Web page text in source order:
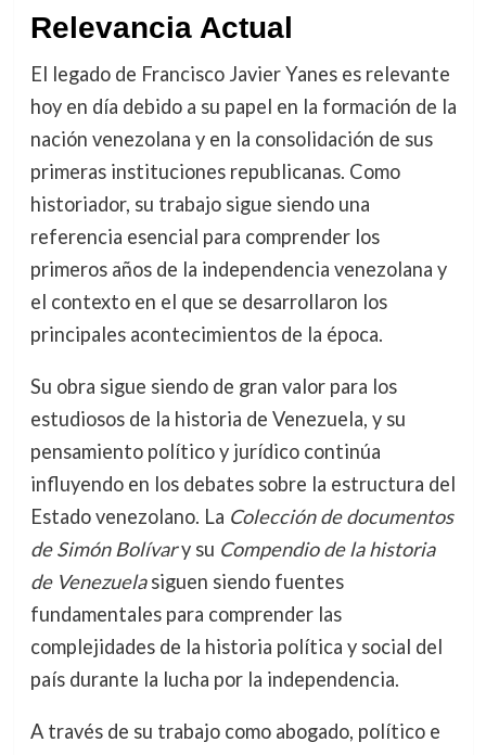
Relevancia Actual
El legado de Francisco Javier Yanes es relevante
hoy en día debido a su papel en la formación de la
nación venezolana y en la consolidación de sus
primeras instituciones republicanas. Como
historiador, su trabajo sigue siendo una
referencia esencial para comprender los
primeros años de la independencia venezolana y
el contexto en el que se desarrollaron los
principales acontecimientos de la época.
Su obra sigue siendo de gran valor para los
estudiosos de la historia de Venezuela, y su
pensamiento político y jurídico continúa
influyendo en los debates sobre la estructura del
Estado venezolano. La Colección de documentos
de Simón Bolívary su Compendio de la historia
de Venezuelasiguen siendo fuentes
fundamentales para comprender las
complejidades de la historia política y social del
país durante la lucha por la independencia.
A través de su trabajo como abogado, político e